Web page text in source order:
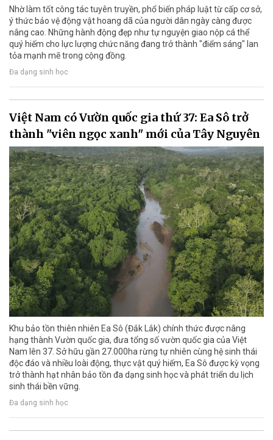
Nhờ làm tốt công tác tuyên truyền, phổ biến pháp luật từ cấp cơ sở,
ý thức bảo vệ động vật hoang dã của người dân ngày càng được
nâng cao. Những hành động đẹp như tự nguyện giao nộp cá thể
quý hiếm cho lực lượng chức năng đang trở thành "điểm sáng" lan
tỏa mạnh mẽ trong cộng đồng.
Đa dạng sinh học
Việt Nam có Vườn quốc gia thứ 37: Ea Sô trở
thành "viên ngọc xanh" mới của Tây Nguyên
Khu bảo tồn thiên nhiên Ea Sô (Đắk Lắk) chính thức được nâng
hạng thành Vườn quốc gia, đưa tổng số vườn quốc gia của Việt
Nam lên 37. Sở hữu gần 27.000ha rừng tự nhiên cùng hệ sinh thái
độc đáo và nhiều loài động, thực vật quý hiếm, Ea Sô được kỳ vọng
trở thành hạt nhân bảo tồn đa dạng sinh học và phát triển du lịch
sinh thái bền vững.
Đa dạng sinh học